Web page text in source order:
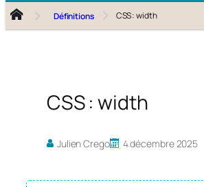
Définitions CSS : width
CSS : width
Julien Crego 4 décembre 2025